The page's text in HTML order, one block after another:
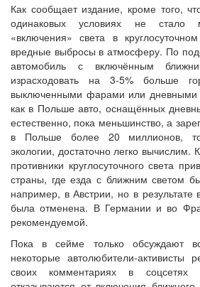
Как сообщает издание, кроме того,
одинаковых условиях не
«включения» света в
вредные выбросы в атмосферу. По
автомобиль с включённым
израсходовать на 3-5% больше
выключенными фарами или дневными
как в Польше авто, оснащённых
естественно, пока меньшинство, а
в Польше более 20 миллионов,
экологии, достаточно легко вычислим.
противники круглосуточного света
страны, где езда с ближним светом
например, в Австрии, но в результате
была отменена. В Германии и во
рекомендуемой.
Пока в сейме только обсуждают
некоторые автолюбители-активисты
своих комментариях в